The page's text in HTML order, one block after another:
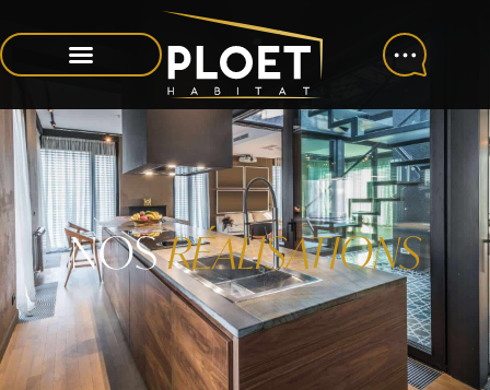
RÉALISATIONS